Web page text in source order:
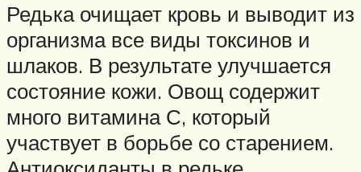
Редька очищает кровь и выводит из
организма все виды токсинов и
шлаков. В результате улучшается
состояние кожи. Овощ содержит
много витамина С, который
участвует в борьбе со старением.